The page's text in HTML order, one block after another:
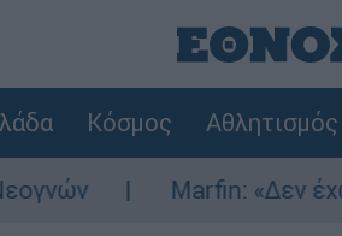
Κόσμος Αθλητισμός
Marfin: «Δεν έχω